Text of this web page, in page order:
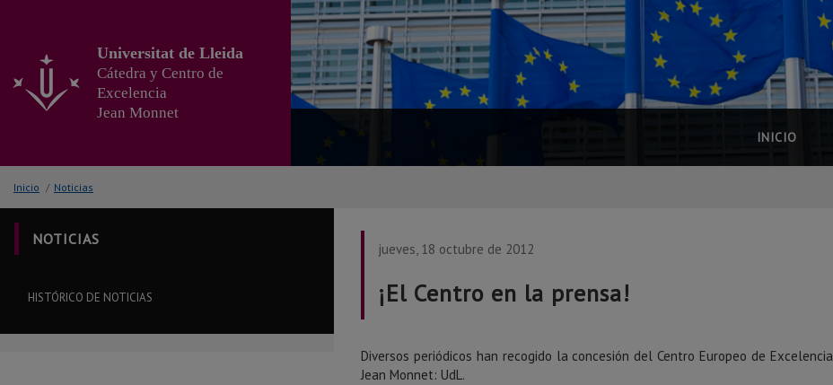
principal
Universitat de Lleida
Cátedra y Centro de
Excelencia
Jean Monnet
INICIO
Inicio / Noticias
NOTICIAS
HISTÓRICO DE NOTICIAS
jueves, 18 octubre de 2012
¡El Centro en la prensa!
Diversos periódicos han recogido la concesión del Centro Europeo de Excelencia
Jean Monnet: UdL.